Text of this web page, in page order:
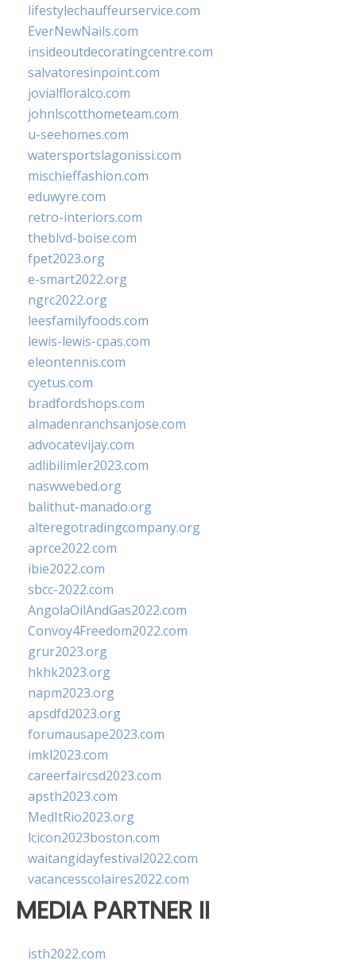
lifestylechauffeurservice.com
EverNewNails.com
insideoutdecoratingcentre.com
salvatoresinpoint.com
jovialfloralco.com
johnlscotthometeam.com
u-seehomes.com
watersportslagonissi.com
mischieffashion.com
eduwyre.com
retro-interiors.com
theblvd-boise.com
fpet2023.org
e-smart2022.org
ngrc2022.org
leesfamilyfoods.com
lewis-lewis-cpas.com
eleontennis.com
cyetus.com
bradfordshops.com
almadenranchsanjose.com
advocatevijay.com
adlibilimler2023.com
naswwebed.org
balithut-manado.org
alteregotradingcompany.org
aprce2022.com
ibie2022.com
sbcc-2022.com
AngolaOilAndGas2022.com
Convoy4Freedom2022.com
grur2023.org
hkhk2023.org
napm2023.org
apsdfd2023.org
forumausape2023.com
imkl2023.com
careerfaircsd2023.com
apsth2023.com
MedItRio2023.org
lcicon2023boston.com
waitangidayfestival2022.com
vacancesscolaires2022.com
MEDIA PARTNER II
isth2022.com